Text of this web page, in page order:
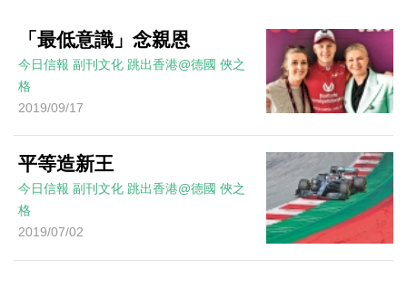
「最低意識」念親恩
今日信報 副刊文化 跳出香港@德國 俠之
格
2019/09/17
平等造新王
今日信報 副刊文化 跳出香港@德國 俠之
格
2019/07/02